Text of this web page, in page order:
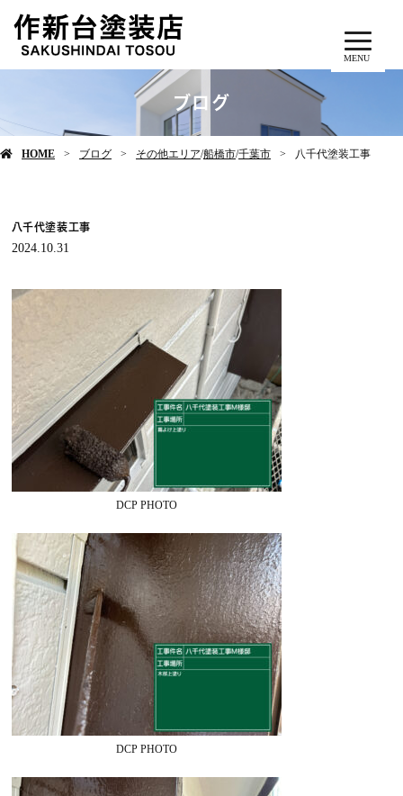
MENU
ブログ
HOME ブログ その他エリア/船橋市/千葉市 八千代塗装工事
八千代塗装工事
2024.10.31
DCP PHOTO
DCP PHOTO